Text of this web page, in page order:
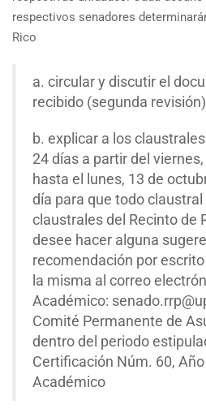
respectivos senadores
Rico
a. circular y discutir el
recibido (segunda
b. explicar a los
24 días a partir del
hasta el lunes, 13 de
día para que todo claustral
claustrales del Recinto de
desee hacer alguna
recomendación por
la misma al correo
Académico:
Comité Permanente de
dentro del periodo
Certificación Núm. 60,
Académico